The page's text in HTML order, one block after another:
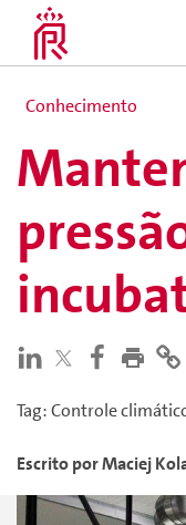
Conhecimento
Tag:Controle
Escrito porMaciej